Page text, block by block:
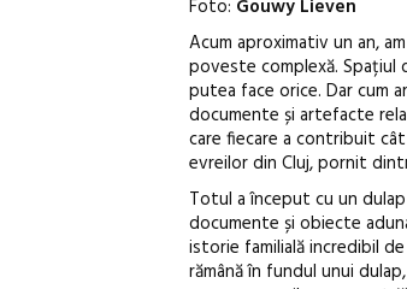
Foto: Gouwy Lieven
Acum aproximativ un an,
poveste complexă. Spațiul
putea face orice. Dar cum
documente și artefacte
care fiecare a contribuit
evreilor din Cluj, pornit
Totul a început cu un
documente și obiecte
istorie familială incredibil
rămână în fundul unui